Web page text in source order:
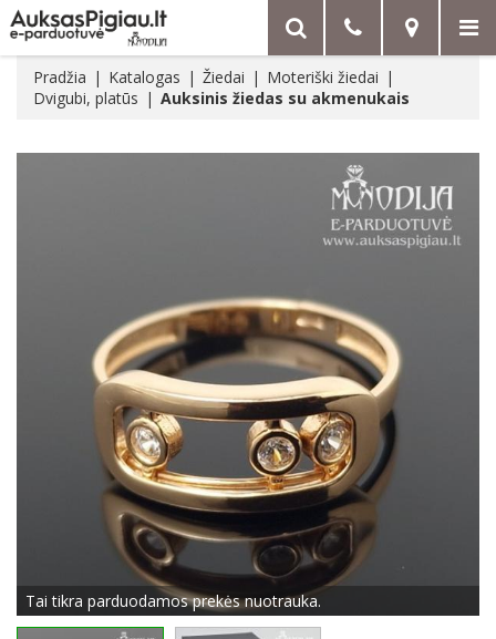
Pradžia Katalogas Žiedai
Moteriški žiedai
Dvigubi, platūs
Auksinis žiedas su akmenukais
Tai tikra parduodamos prekės nuotrauka.